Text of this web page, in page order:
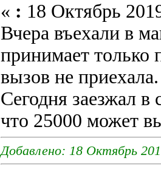
« : 18 Октябрь
Вчера въехали в
принимает только
вызов не
Сегодня заезжал в
что 25000 может
Добавлено: 18 Октябрь